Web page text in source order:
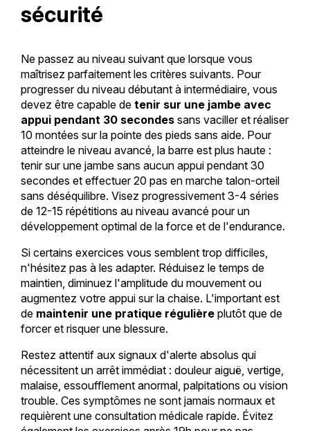
sécurité
Ne passez au niveau suivant que lorsque vous
maîtrisez parfaitement les critères suivants. Pour
progresser du niveau débutant à intermédiaire, vous
devez être capable de tenir sur une jambe avec
appui pendant 30 secondessans vaciller et réaliser
10 montées sur la pointe des pieds sans aide. Pour
atteindre le niveau avancé, la barre est plus haute :
tenir sur une jambe sans aucun appui pendant 30
secondes et effectuer 20 pas en marche talon-orteil
sans déséquilibre. Visez progressivement 3-4 séries
de 12-15 répétitions au niveau avancé pour un
développement optimal de la force et de l'endurance.
Si certains exercices vous semblent trop difficiles,
n'hésitez pas à les adapter. Réduisez le temps de
maintien, diminuez l'amplitude du mouvement ou
augmentez votre appui sur la chaise. L'important est
de maintenir une pratique régulièreplutôt que de
forcer et risquer une blessure.
Restez attentif aux signaux d'alerte absolus qui
nécessitent un arrêt immédiat : douleur aiguë, vertige,
malaise, essoufflement anormal, palpitations ou vision
trouble. Ces symptômes ne sont jamais normaux et
requièrent une consultation médicale rapide. Évitez